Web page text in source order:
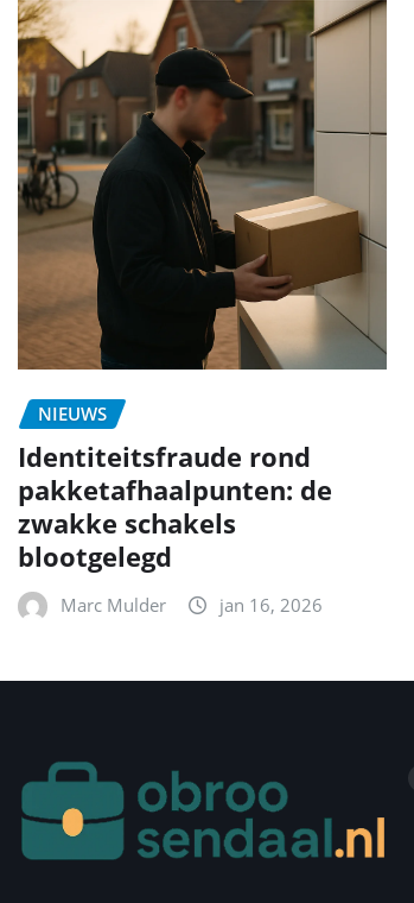
NIEUWS
Identiteitsfraude rond
pakketafhaalpunten: de
zwakke schakels
blootgelegd
Marc Mulder jan 16, 2026